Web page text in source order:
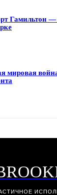
Гамильтон
мировая